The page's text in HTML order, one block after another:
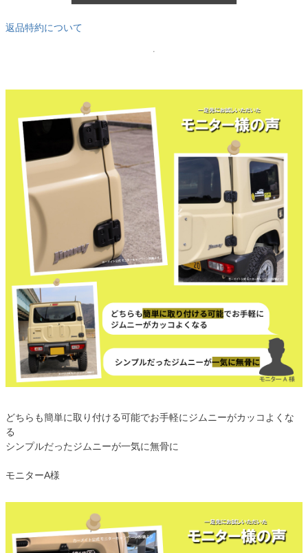
返品特約について
どちらも簡単に取り付ける可能でお手軽にジムニーがカッコよくな
る
シンプルだったジムニーが一気に無骨に
モニターA様